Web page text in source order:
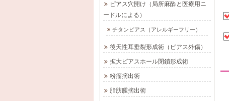
ピアス穴開け（局所麻酔と医療用ニ
ードルによる）
チタンピアス（アレルギーフリー）
後天性耳垂裂形成術（ピアス外傷）
拡大ピアスホール閉鎖形成術
粉瘤摘出術
脂肪腫摘出術